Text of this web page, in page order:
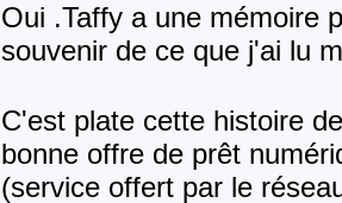
Oui .Taffy a une mémoire
souvenir de ce que j'ai lu
C'est plate cette histoire
bonne offre de prêt
(service offert par le